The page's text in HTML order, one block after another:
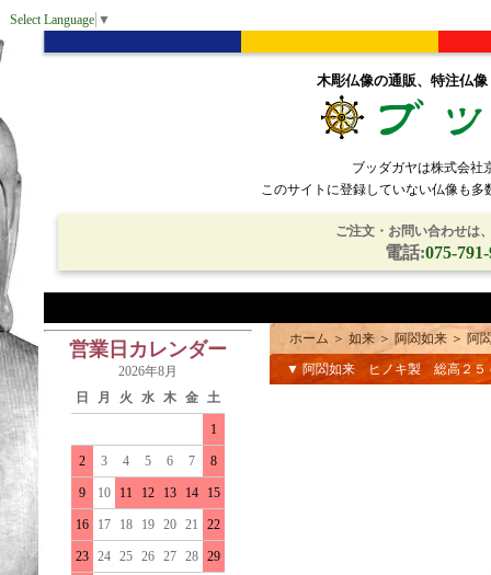
Select Language ▼
木彫仏像の通販、特注仏
ブッダガヤは株式会社
このサイトに登録していない仏像も
ご注文・お問い合わせは
電話:075-
営業日カレンダー
2026年8月
日
月 火 水 木 金 土
1
2 3 4 5 6 7 8
9 10 11 12 13 14 15
16 17 18 19 20 21 22
23 24 25 26 27 28 29
ホーム ＞ 如来 ＞ 阿閦如来 ＞ 阿
▼ 阿閦如来 ヒノキ製 総高２５